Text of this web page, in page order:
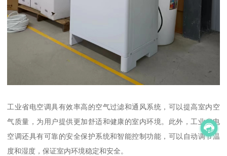
工业省电空调具有效率高的空气过滤和通风系统，可以提高室内空
气质量，为用户提供更加舒适和健康的室内环境。此外，工业省电
空调还具有可靠的安全保护系统和智能控制功能，可以自动调节温
度和湿度，保证室内环境稳定和安全。